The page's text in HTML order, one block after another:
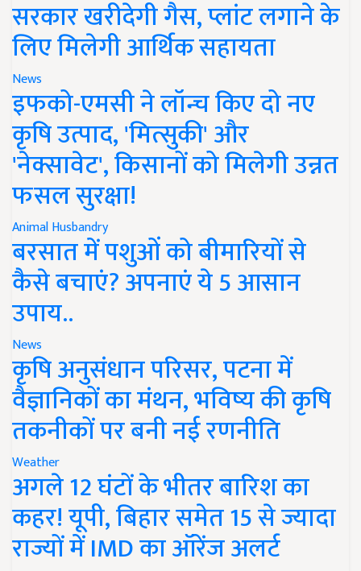
सरकार खरीदेगी गैस, प्लांट लगाने के
लिए मिलेगी आर्थिक सहायता
News
इफको-एमसी ने लॉन्च किए दो नए
कृषि उत्पाद, 'मित्सुकी' और
'नेक्सावेट', किसानों को मिलेगी उन्नत
फसल सुरक्षा!
Animal Husbandry
बरसात में पशुओं को बीमारियों से
कैसे बचाएं? अपनाएं ये 5 आसान
उपाय..
News
कृषि अनुसंधान परिसर, पटना में
वैज्ञानिकों का मंथन, भविष्य की कृषि
तकनीकों पर बनी नई रणनीति
Weather
अगले 12 घंटों के भीतर बारिश का
कहर! यूपी, बिहार समेत 15 से ज्यादा
राज्यों में IMD का ऑरेंज अलर्ट